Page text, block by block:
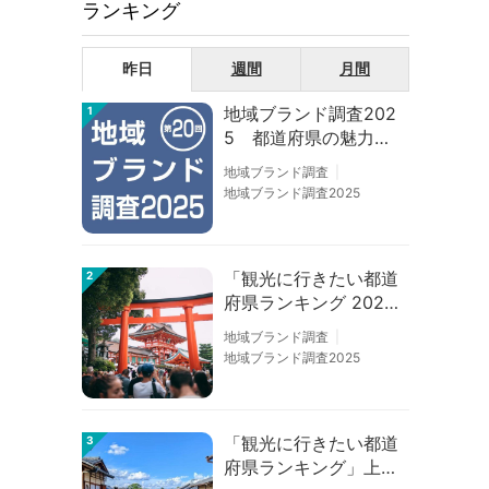
ランキング
昨日 週間 月間
1
地域ブランド調査202
5 都道府県の魅力度
等調査結果
地域ブランド調査
地域ブランド調査2025
2
「観光に行きたい都道
府県ランキング 202
6」京都は低下、神奈
川上昇
地域ブランド調査
地域ブランド調査2025
3
「観光に行きたい都道
府県ランキング」上位